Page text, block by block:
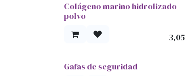
Colágeno marino hidrolizado
polvo
3,05
Gafas de seguridad